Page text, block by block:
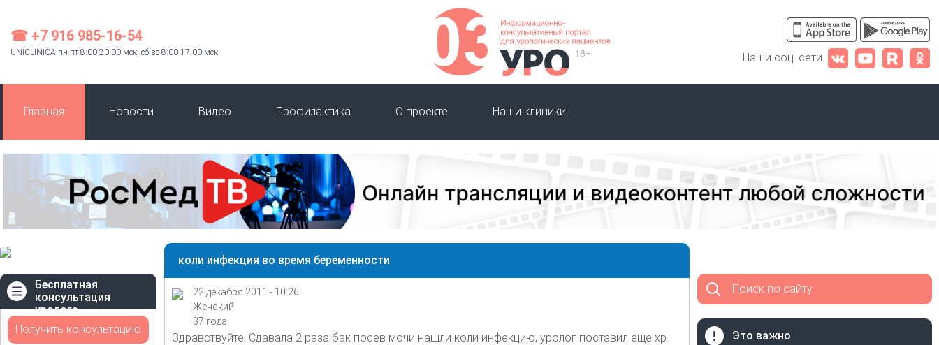
☎ +7 916 985-16-54
UNICLINICA пн-пт 8:00-20:00 мск, сб-вс 8:00-17:00 мск Наши соц. сети
Главная Новости Видео Профилактика О проекте Наши клиники
Бесплатная
консультация
уролога
Получить консультацию
коли инфекция во время беременности
22 декабря 2011 - 10:26
Женский
37 года
Здравствуйте. Сдавала 2 раза бак посев мочи нашли коли инфекцию, уролог поставил еще хр.
Поиск по сайту
Это важно